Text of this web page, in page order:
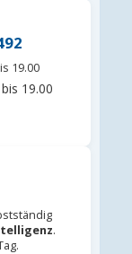
19.00
19.00
.